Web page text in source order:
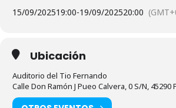
15/09/202519:00-19/09/202520:00
Ubicación
Auditorio del Tio Fernando
Calle Don Ramón J Pueo Calvera, 0 S/N, 45290